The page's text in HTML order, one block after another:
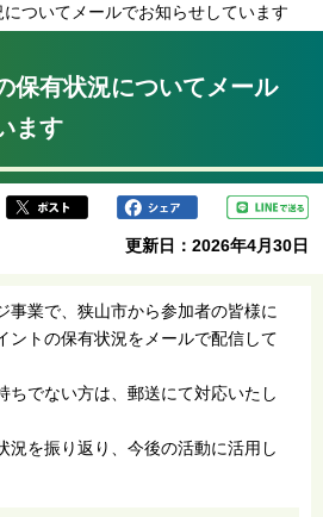
ついてメールでお知らせしています
保有状況についてメール
ます
更新日：2026年4月30日
事業で、狭山市から参加者の皆様に
ントの保有状況をメールで配信して
ちでない方は、郵送にて対応いたし
況を振り返り、今後の活動に活用し